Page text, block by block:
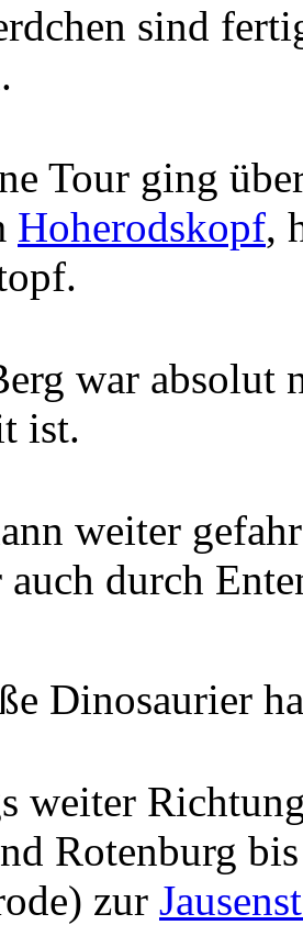
sind
Tour ging
Hoherodskopf,
war absolut
ist.
weiter
durch
Dinosaurier
weiter
Rotenburg
zur